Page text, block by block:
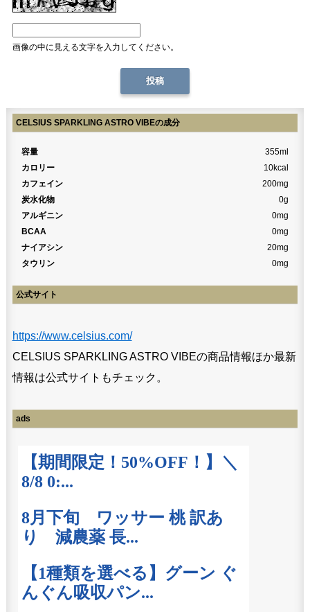
画像の中に見える文字を入力してください。
CELSIUS SPARKLING ASTRO VIBEの成分
容量
355ml
カロリー
10kcal
カフェイン
200mg
炭水化物
0g
アルギニン
0mg
BCAA
0mg
ナイアシン
20mg
タウリン
0mg
公式サイト
https://www.celsius.com/
CELSIUS SPARKLING ASTRO VIBEの商品情報ほか最新
情報は公式サイトもチェック。
ads